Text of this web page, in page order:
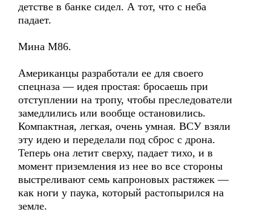
детстве в банке сидел. А тот, что с неба
падает.
Мина М86.
Американцы разработали ее для своего
спецназа — идея простая: бросаешь при
отступлении на тропу, чтобы преследователи
замедлились или вообще остановились.
Компактная, легкая, очень умная. ВСУ взяли
эту идею и переделали под сброс с дрона.
Теперь она летит сверху, падает тихо, и в
момент приземления из нее во все стороны
выстреливают семь капроновых растяжек —
как ноги у паука, который растопырился на
земле.